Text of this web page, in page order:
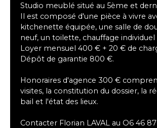
Studio meublé situé au 5ème et
Il est composé d'une pièce à vivre
kitchenette équipée, une salle de
neuf, un toilette, chauffage individuel
Loyer mensuel 400 € + 20 € de
Dépôt de garantie 800 €.
Honoraires d'agence 300 €
visites, la constitution du dossier, la
bail et l'état des lieux.
Contacter Florian LAVAL au O6 46